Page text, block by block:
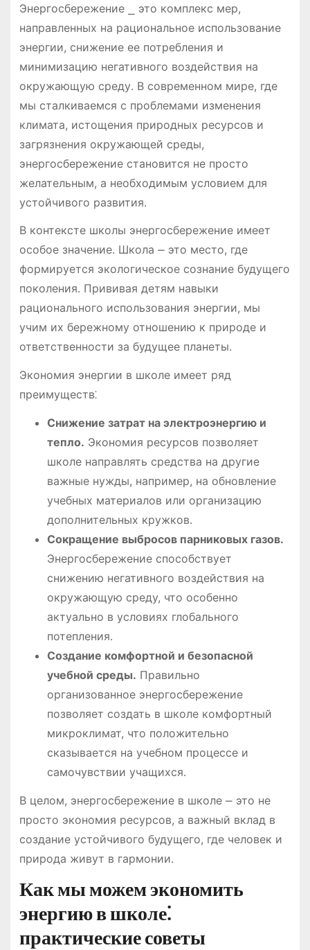
Энергосбережение ⎯ это комплекс мер,
направленных на рациональное использование
энергии, снижение ее потребления и
минимизацию негативного воздействия на
окружающую среду․ В современном мире, где
мы сталкиваемся с проблемами изменения
климата, истощения природных ресурсов и
загрязнения окружающей среды,
энергосбережение становится не просто
желательным, а необходимым условием для
устойчивого развития․
В контексте школы энергосбережение имеет
особое значение․ Школа ⎼ это место, где
формируется экологическое сознание будущего
поколения․ Прививая детям навыки
рационального использования энергии, мы
учим их бережному отношению к природе и
ответственности за будущее планеты․
Экономия энергии в школе имеет ряд
преимуществ⁚
Снижение затрат на электроэнергию и
тепло․ Экономия ресурсов позволяет
школе направлять средства на другие
важные нужды, например, на обновление
учебных материалов или организацию
дополнительных кружков․
Сокращение выбросов парниковых газов․
Энергосбережение способствует
снижению негативного воздействия на
окружающую среду, что особенно
актуально в условиях глобального
потепления․
Создание комфортной и безопасной
учебной среды․ Правильно
организованное энергосбережение
позволяет создать в школе комфортный
микроклимат, что положительно
сказывается на учебном процессе и
самочувствии учащихся․
В целом, энергосбережение в школе ⎼ это не
просто экономия ресурсов, а важный вклад в
создание устойчивого будущего, где человек и
природа живут в гармонии․
Как мы можем экономить
энергию в школе⁚
практические советы